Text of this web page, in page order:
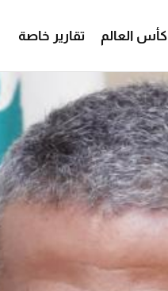
كأس العالم تقارير خاصة